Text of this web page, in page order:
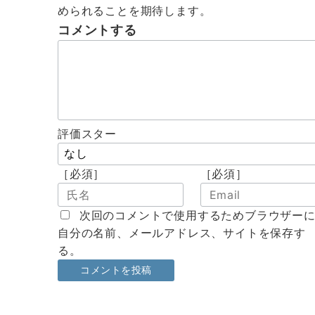
められることを期待します。
コメントする
評価スター
［必須］ ［必須］
次回のコメントで使用するためブラウザーに
自分の名前、メールアドレス、サイトを保存す
る。